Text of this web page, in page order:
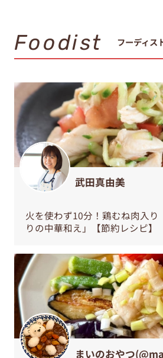
Foodist フーディス
武田真由美
火を使わず10分！鶏むね肉入り
りの中華和え」【節約レシピ】
まいのおやつ